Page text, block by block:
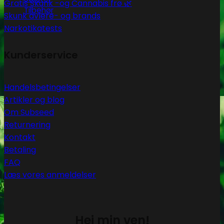
Tilbehør
Gratis Skunk -og Cannabis frø 🌿
Skunk avlere- og brands
Narkotikatests
Handelsbetingelser
Artikler og blog
Om Subseed
Returnering
Kontakt
Betaling
FAQ
Læs vores anmeldelser